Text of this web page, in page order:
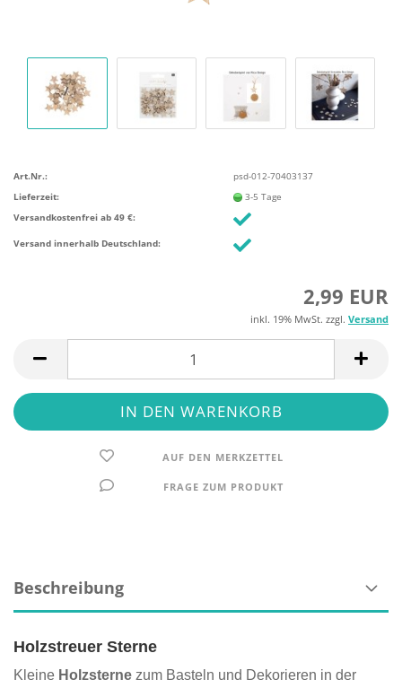
Art.Nr.:
psd-012-70403137
Lieferzeit:
3-5 Tage
Versandkostenfrei ab 49 €:
Versand innerhalb Deutschland:
2,99 EUR
inkl. 19% MwSt. zzgl. Versand
AUF DEN MERKZETTEL
FRAGE ZUM PRODUKT
Beschreibung
Holzstreuer Sterne
Kleine Holzsterne zum Basteln und Dekorieren in der